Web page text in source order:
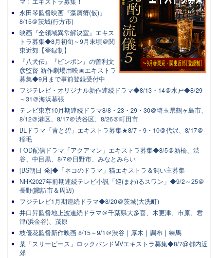
永田琴監督映画『藻屑蟹(仮)』
8/15＠茨城(行方市)
映画『全領域異常解決室』エキス
トラ募集◆8月初旬～9月末頃＠関
東近郊【登録制】
『八犬伝』『ピンポン』の曽利文
彦監督 新作劇場用映画エキストラ
募集◆9月まで事前登録受付中
フジテレビ・オリジナル新作連続ドラマ◆8/13・14＠水戸◆8/29
～31＠海浜幕張
テレビ東京10月期連続ドラマ8/8・23・29・30＠埼玉県鶴ヶ島市、
8/12＠港区、8/17＠渋谷区、8/26＠町田市
BLドラマ「青と碧」エキストラ募集★8/7・9・10＠代沢、8/17＠
稲毛
FOD配信ドラマ「アクアマン」エキストラ募集◆8/5＠新橋、渋
谷、中目黒、8/7＠日野市、みなとみらい
[BS朝日 発]◆「ネコのドラマ」猫エキストラ＆飼い主募集
NHK2027年前期連続テレビ小説「巡(まわ)るスワン」◆9/2～25＠
長野(諏訪市＆周辺)
フジテレビ1月期連続ドラマ◆8/20＠茨城(大洗町)
井口昇監督地上波連続ドラマ＠千葉県大多喜、木更津、市原、君
津(浜金谷)、茂原
枝優花監督新作映画 8/15～9/1＠渋谷｜厚木｜調布｜練馬
某「スリーピース」ロックバンドMVエキストラ募集◆8/7@都内近
郊